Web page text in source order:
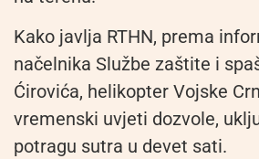
Kako javlja RTHN, prema
načelnika Službe zaštite i
Ćirovića, helikopter Vojske
vremenski uvjeti dozvole,
potragu sutra u devet sati.